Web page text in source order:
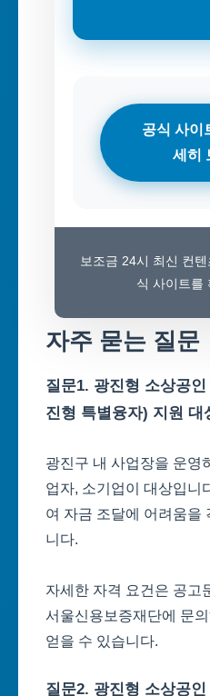
공식 사이
세히
보조금 24시 최신 컨
식 사이트를
자주 묻는 질문
질문1. 광진형 소상공
진형 특별융자) 지원 대
광진구 내 사업장을 운영
업자, 소기업이 대상입니
여 자금 조달에 어려움을
니다.
자세한 자격 요건은 공고
서울신용보증재단에 문
얻을 수 있습니다.
질문2. 광진형 소상공